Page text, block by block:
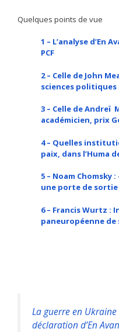
Quelques points de vue
1 – L’analyse d’En
PCF
2 – Celle de John
sciences politiques
3 – Celle de Andreï
académicien, prix
4 – Quelles
paix, dans l’Huma
5 – Noam
une porte de
6 – Francis Wurtz :
paneuropéenne
La guerre en
déclaration d’En